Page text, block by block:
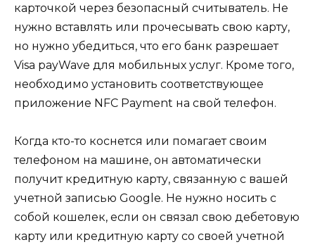
карточкой через безопасный считыватель. Не
нужно вставлять или прочесывать свою карту,
но нужно убедиться, что его банк разрешает
Visa payWave для мобильных услуг. Кроме того,
необходимо установить соответствующее
приложение NFC Payment на свой телефон.
Когда кто-то коснется или помагает своим
телефоном на машине, он автоматически
получит кредитную карту, связанную с вашей
учетной записью Google. Не нужно носить с
собой кошелек, если он связал свою дебетовую
карту или кредитную карту со своей учетной